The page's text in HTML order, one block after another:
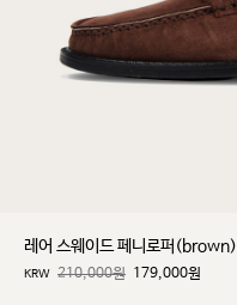
레어 스웨이드 페니로퍼(brown)
KRW 210,000원 179,000원